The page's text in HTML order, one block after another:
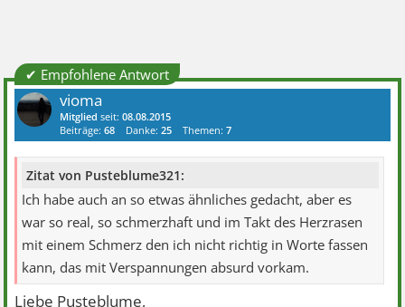
✔ Empfohlene Antwort
vioma
Mitglied seit:08.08.2015
Beiträge:68 Danke:25 Themen:7
Zitat von Pusteblume321:
Ich habe auch an so etwas ähnliches gedacht, aber es
war so real, so schmerzhaft und im Takt des Herzrasen
mit einem Schmerz den ich nicht richtig in Worte fassen
kann, das mit Verspannungen absurd vorkam.
Liebe Pusteblume,